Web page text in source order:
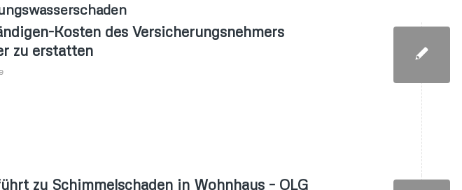
Kosten des Versicherungsnehmers
zu erstatten
zu Schimmelschaden in Wohnhaus – OLG